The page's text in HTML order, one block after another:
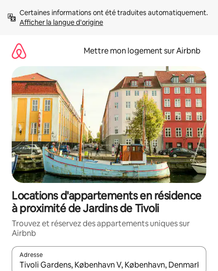
directement
Afficher la langue d'origine
Mettre mon logement sur Airbnb
Locations d'appartements en résidence
à proximité de Jardins de Tivoli
Trouvez et réservez des appartements uniques sur
Airbnb
Adresse
Lorsque les résultats s'affichent, utilisez les flèches vers le